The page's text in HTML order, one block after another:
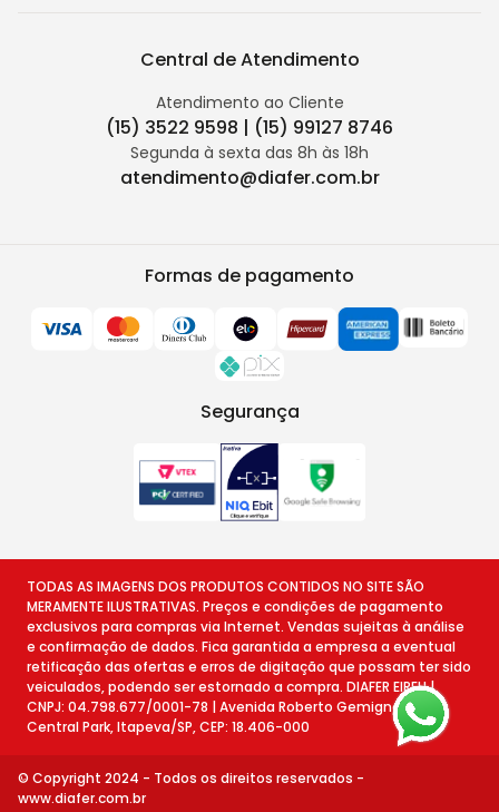
Central de Atendimento
Atendimento ao Cliente
(15) 3522 9598 | (15) 99127 8746
Segunda à sexta das 8h às 18h
atendimento@diafer.com.br
Formas de pagamento
Segurança
TODAS AS IMAGENS DOS PRODUTOS CONTIDOS NO SITE SÃO
MERAMENTE ILUSTRATIVAS. Preços e condições de pagamento
exclusivos para compras via Internet. Vendas sujeitas à análise
e confirmação de dados. Fica garantida a empresa a eventual
retificação das ofertas e erros de digitação que possam ter sido
veiculados, podendo ser estornado a compra. DIAFER EIRELI |
CNPJ: 04.798.677/0001-78 | Avenida Roberto Gemignani, 78 -
Central Park, Itapeva/SP, CEP: 18.406-000
© Copyright 2024 - Todos os direitos reservados -
www.diafer.com.br